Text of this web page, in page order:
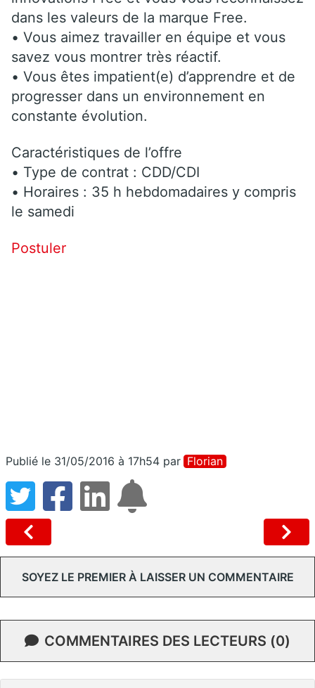
dans les valeurs de la marque Free.
• Vous aimez travailler en équipe et vous
savez vous montrer très réactif.
• Vous êtes impatient(e) d’apprendre et de
progresser dans un environnement en
constante évolution.
Caractéristiques de l’offre
• Type de contrat : CDD/CDI
• Horaires : 35 h hebdomadaires y compris
le samedi
Postuler
Publié le 31/05/2016 à 17h54 par Florian
SOYEZ LE PREMIER À LAISSER UN COMMENTAIRE
COMMENTAIRES DES LECTEURS (0)